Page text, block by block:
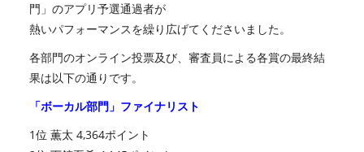
門」のアプリ予選通過者が
熱いパフォーマンスを繰り広げてくださいました。
各部門のオンライン投票及び、審査員による各賞の最終結
果は以下の通りです。
「ボーカル部門」ファイナリスト
1位 薫太 4,364ポイント